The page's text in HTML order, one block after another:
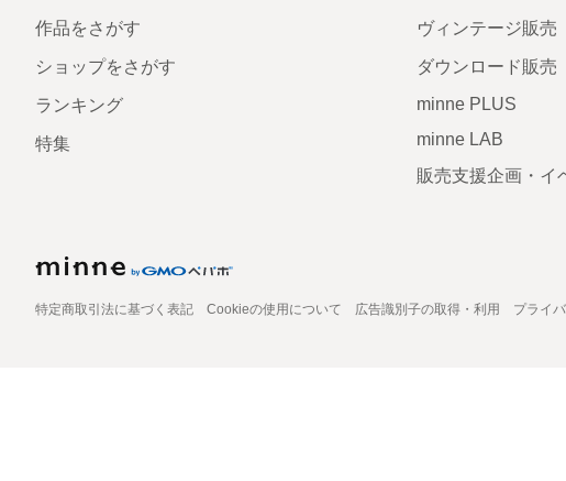
作品をさがす
ショップをさがす
ランキング
特集
ヴィンテージ販売
ダウンロード販売
minne PLUS
minne LAB
販売支援企画・イ
特定商取引法に基づく表記 Cookieの使用について 広告識別子の取得・利用 プライ